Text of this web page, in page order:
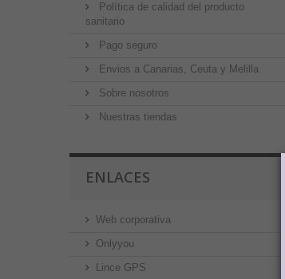
Política de calidad del producto
sanitario
Pago seguro
Envios a Canarias, Ceuta y Melilla
Sobre nosotros
Nuestras tiendas
ENLACES
Web corporativa
Onlyyou
Lince GPS